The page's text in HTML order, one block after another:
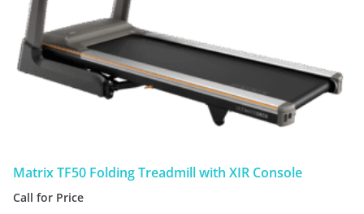
Matrix TF50 Folding Treadmill with XIR Console
Call for Price